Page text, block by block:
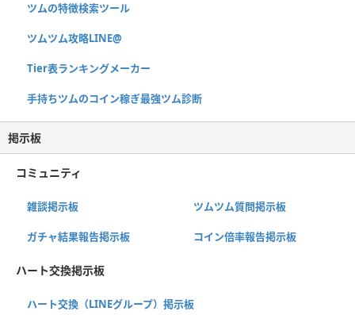
ツムの特徴検索ツール
ツムツム攻略LINE@
Tier表ランキングメーカー
手持ちツムのコイン稼ぎ最強ツム診断
掲示板
コミュニティ
雑談掲示板 ツムツム質問掲示板
ガチャ結果報告掲示板 コイン倍率報告掲示板
ハート交換掲示板
ハート交換（LINEグループ）掲示板